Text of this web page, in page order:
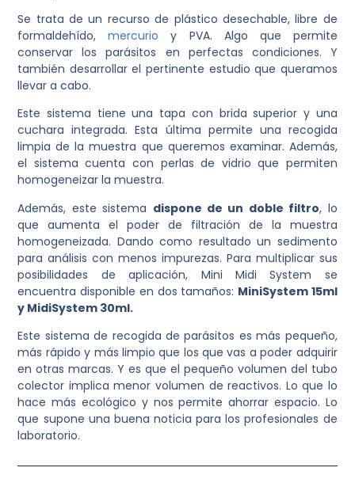
Se trata de un recurso de plástico desechable, libre de
formaldehído,mercurio y PVA. Algo que permite
conservar los parásitos en perfectas condiciones. Y
también desarrollar el pertinente estudio que queramos
llevar a cabo.
Este sistema tiene una tapa con brida superior y una
cuchara integrada. Esta última permite una recogida
limpia de la muestra que queremos examinar. Además,
el sistema cuenta con perlas de vidrio que permiten
homogeneizar la muestra.
Además, este sistema dispone de un doble filtro, lo
que aumenta el poder de filtración de la muestra
homogeneizada. Dando como resultado un sedimento
para análisis con menos impurezas. Para multiplicar sus
posibilidades de aplicación, Mini Midi System se
encuentra disponible en dos tamaños: MiniSystem 15ml
y MidiSystem 30ml.
Este sistema de recogida de parásitos es más pequeño,
más rápido y más limpio que los que vas a poder adquirir
en otras marcas. Y es que el pequeño volumen del tubo
colector implica menor volumen de reactivos. Lo que lo
hace más ecológico y nos permite ahorrar espacio. Lo
que supone una buena noticia para los profesionales de
laboratorio.